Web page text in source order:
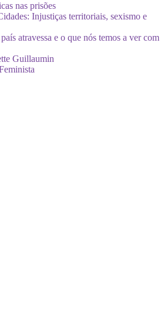
nas prisões
Injustiças territoriais, sexismo e
atravessa e o que nós temos a ver com
Guillaumin